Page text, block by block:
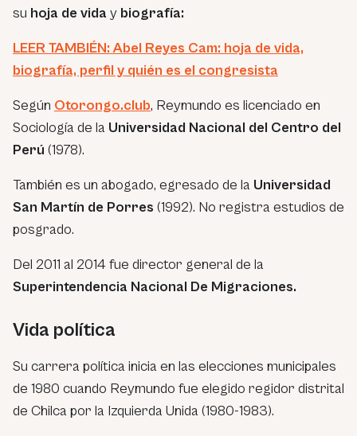
su hoja de vida y biografía:
LEER TAMBIÉN: Abel Reyes Cam: hoja de vida,
biografía, perfil y quién es el congresista
Según Otorongo.club, Reymundo es licenciado en
Sociología de la Universidad Nacional del Centro del
Perú (1978).
También es un abogado, egresado de la Universidad
San Martín de Porres (1992). No registra estudios de
posgrado.
Del 2011 al 2014 fue director general de la
Superintendencia Nacional De Migraciones.
Vida política
Su carrera política inicia en las elecciones municipales
de 1980 cuando Reymundo fue elegido regidor distrital
de Chilca por la Izquierda Unida (1980-1983).